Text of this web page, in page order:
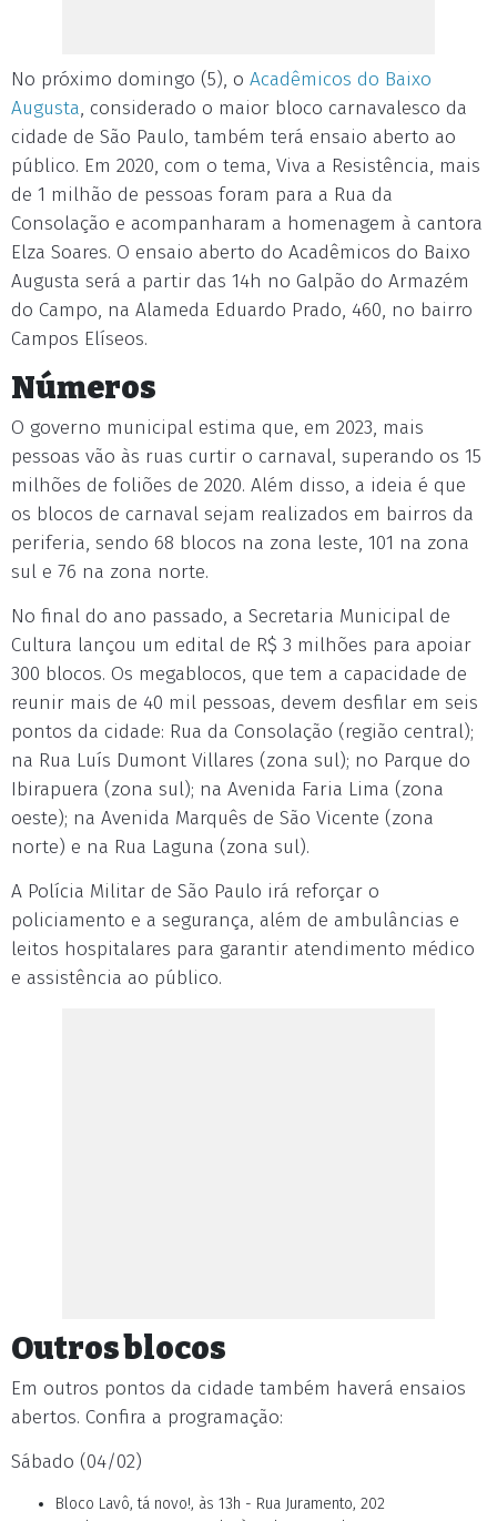
No próximo domingo (5), o Acadêmicos do Baixo
Augusta, considerado o maior bloco carnavalesco da
cidade de São Paulo, também terá ensaio aberto ao
público. Em 2020, com o tema, Viva a Resistência, mais
de 1 milhão de pessoas foram para a Rua da
Consolação e acompanharam a homenagem à cantora
Elza Soares. O ensaio aberto do Acadêmicos do Baixo
Augusta será a partir das 14h no Galpão do Armazém
do Campo, na Alameda Eduardo Prado, 460, no bairro
Campos Elíseos.
Números
O governo municipal estima que, em 2023, mais
pessoas vão às ruas curtir o carnaval, superando os 15
milhões de foliões de 2020. Além disso, a ideia é que
os blocos de carnaval sejam realizados em bairros da
periferia, sendo 68 blocos na zona leste, 101 na zona
sul e 76 na zona norte.
No final do ano passado, a Secretaria Municipal de
Cultura lançou um edital de R$ 3 milhões para apoiar
300 blocos. Os megablocos, que tem a capacidade de
reunir mais de 40 mil pessoas, devem desfilar em seis
pontos da cidade: Rua da Consolação (região central);
na Rua Luís Dumont Villares (zona sul); no Parque do
Ibirapuera (zona sul); na Avenida Faria Lima (zona
oeste); na Avenida Marquês de São Vicente (zona
norte) e na Rua Laguna (zona sul).
A Polícia Militar de São Paulo irá reforçar o
policiamento e a segurança, além de ambulâncias e
leitos hospitalares para garantir atendimento médico
e assistência ao público.
Outros blocos
Em outros pontos da cidade também haverá ensaios
abertos. Confira a programação:
Sábado (04/02)
Bloco Lavô, tá novo!, às 13h - Rua Juramento, 202